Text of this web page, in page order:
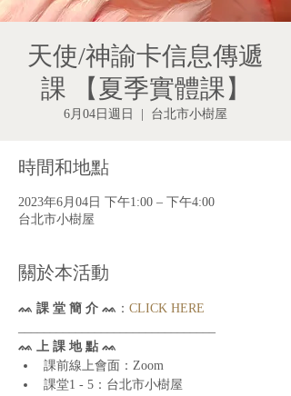
天使/神諭卡信息傳遞
課 【夏季實體課】
6月04日週日 台北市小樹屋
時間和地點
2023年6月04日 下午1:00 – 下午4:00
台北市小樹屋
關於本活動
ᨐ 課 堂 簡 介 ᨐ ： CLICK HERE
ᨐ 上 課 地 點 ᨐ
課前線上會面：Zoom
課堂1 - 5：台北市小樹屋